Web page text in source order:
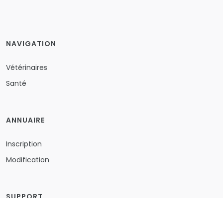
NAVIGATION
Vétérinaires
Santé
ANNUAIRE
Inscription
Modification